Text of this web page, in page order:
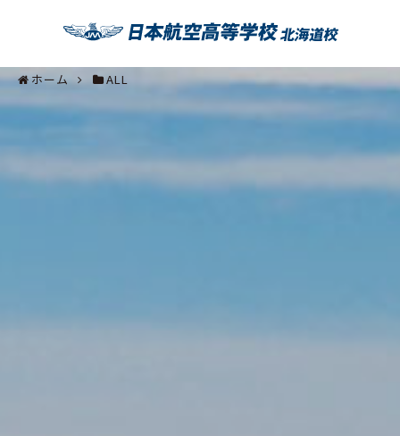
ホーム ALL